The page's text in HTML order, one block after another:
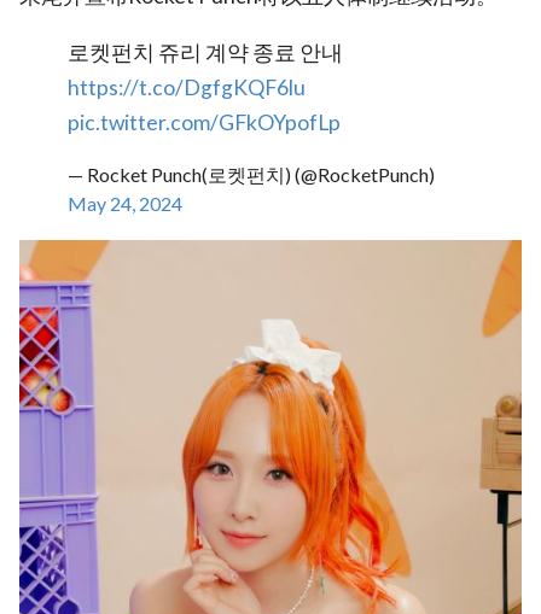
로켓펀치 쥬리 계약 종료 안내
https://t.co/DgfgKQF6lu
pic.twitter.com/GFkOYpofLp
— Rocket Punch(로켓펀치) (@RocketPunch)
May 24, 2024